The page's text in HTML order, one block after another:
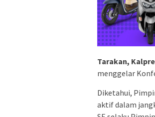
Tarakan,
menggelar
Diketahui,
aktif dalam